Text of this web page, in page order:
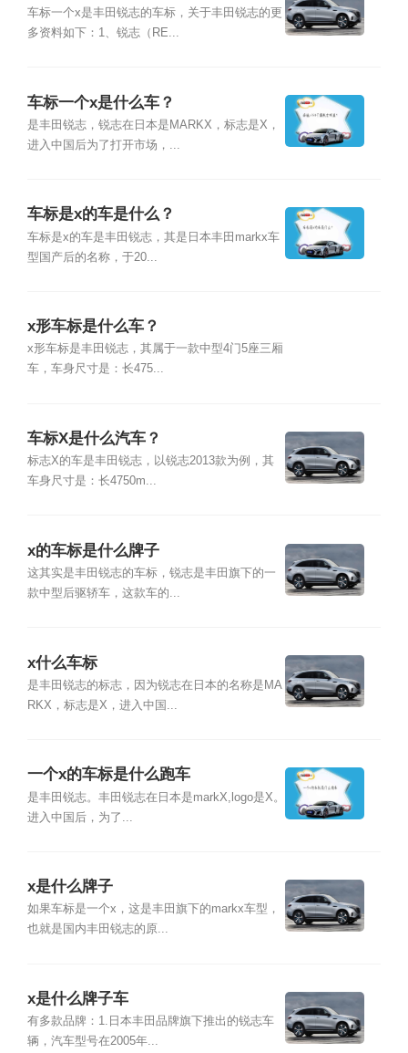
车标一个x是丰田锐志的车标，关于丰田锐志的更
多资料如下：1、锐志（RE...
车标一个x是什么车？
是丰田锐志，锐志在日本是MARKX，标志是X，
进入中国后为了打开市场，...
车标是x的车是什么？
车标是x的车是丰田锐志，其是日本丰田markx车
型国产后的名称，于20...
x形车标是什么车？
x形车标是丰田锐志，其属于一款中型4门5座三厢
车，车身尺寸是：长475...
车标X是什么汽车？
标志X的车是丰田锐志，以锐志2013款为例，其
车身尺寸是：长4750m...
x的车标是什么牌子
这其实是丰田锐志的车标，锐志是丰田旗下的一
款中型后驱轿车，这款车的...
x什么车标
是丰田锐志的标志，因为锐志在日本的名称是MA
RKX，标志是X，进入中国...
一个x的车标是什么跑车
是丰田锐志。丰田锐志在日本是markX,logo是X。
进入中国后，为了...
x是什么牌子
如果车标是一个x，这是丰田旗下的markx车型，
也就是国内丰田锐志的原...
x是什么牌子车
有多款品牌：1.日本丰田品牌旗下推出的锐志车
辆，汽车型号在2005年...